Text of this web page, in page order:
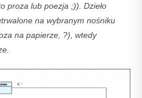
proza lub poezja ;)). Dzieło
na wybranym nośniku
na papierze, ?), wtedy